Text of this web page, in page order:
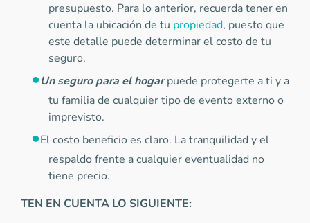
presupuesto. Para lo anterior, recuerda tener en
cuenta la ubicación de tu propiedad, puesto que
este detalle puede determinar el costo de tu
seguro.
Un seguro para el hogarpuede protegerte a ti y a
tu familia de cualquier tipo de evento externo o
imprevisto.
El costo beneficio es claro. La tranquilidad y el
respaldo frente a cualquier eventualidad no
tiene precio.
TEN EN CUENTA LO SIGUIENTE: